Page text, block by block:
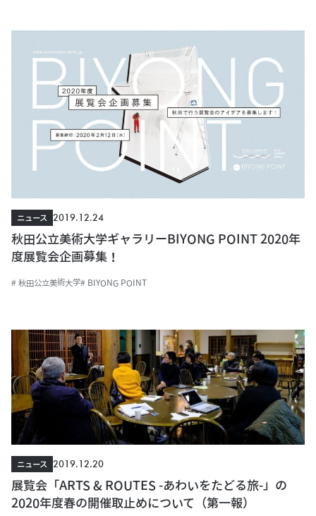
ニュース
2019.12.24
秋田公立美術大学ギャラリーBIYONG POINT 2020年
度展覧会企画募集！
# 秋田公立美術大学# BIYONG POINT
ニュース
2019.12.20
展覧会「ARTS & ROUTES -あわいをたどる旅-」の
2020年度春の開催取止めについて（第一報）